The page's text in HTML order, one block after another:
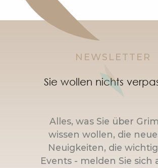
NEWSLETTER
Sie wollen nichts
Alles, was Sie über
wissen wollen, die
Neuigkeiten, die
Events - melden Sie sich